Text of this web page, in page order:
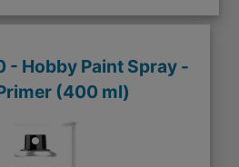
- Hobby Paint Spray -
(400 ml)